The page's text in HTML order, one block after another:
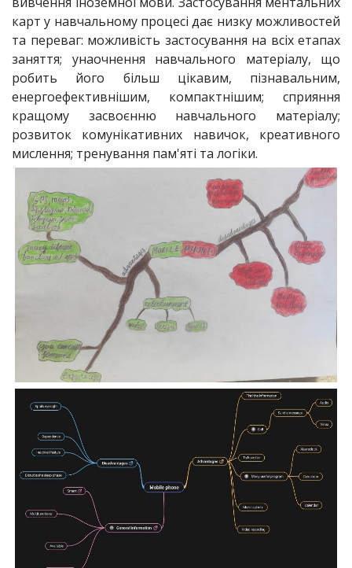
карт у навчальному процесі дає низку можливостей
та переваг: можливість застосування на всіх етапах
заняття; унаочнення навчального матеріалу, що
робить його більш цікавим, пізнавальним,
енергоефективнішим, компактнішим; сприяння
кращому засвоєнню навчального матеріалу;
розвиток комунікативних навичок, креативного
мислення; тренування пам'яті та логіки.